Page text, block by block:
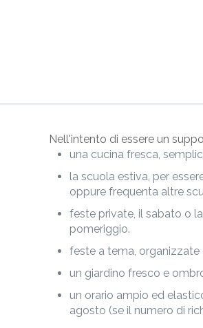
Nell'intento di essere un
una cucina fresca,
la scuola estiva, per
oppure frequenta altre
feste private, il sabato o
pomeriggio.
feste a tema,
un giardino fresco e
un orario ampio ed
agosto (se il numero di